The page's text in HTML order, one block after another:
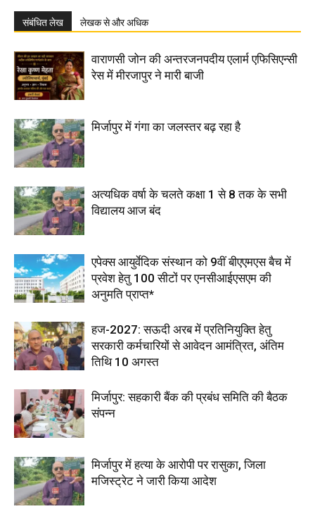
संबंधित लेख लेखक से और अधिक
वाराणसी जोन की अन्तरजनपदीय एलार्म एफिसिएन्सी
रेस में मीरजापुर ने मारी बाजी
मिर्जापुर में गंगा का जलस्तर बढ़ रहा है
अत्यधिक वर्षा के चलते कक्षा 1 से 8 तक के सभी
विद्यालय आज बंद
एपेक्स आयुर्वेदिक संस्थान को 9वीं बीएएमएस बैच में
प्रवेश हेतु 100 सीटों पर एनसीआईएसएम की
अनुमति प्राप्त*
हज-2027: सऊदी अरब में प्रतिनियुक्ति हेतु
सरकारी कर्मचारियों से आवेदन आमंत्रित, अंतिम
तिथि 10 अगस्त
मिर्जापुर: सहकारी बैंक की प्रबंध समिति की बैठक
संपन्न
मिर्जापुर में हत्या के आरोपी पर रासुका, जिला
मजिस्ट्रेट ने जारी किया आदेश